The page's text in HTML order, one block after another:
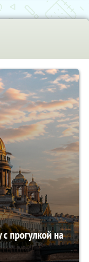
прогулкой на